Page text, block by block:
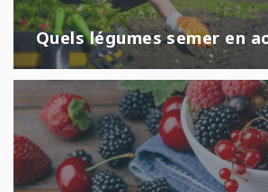
Quels légumes semer en